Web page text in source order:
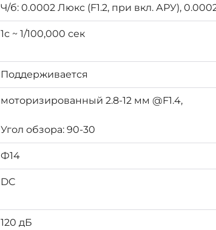
Ч/б: 0.0002 Люкс (F1.2, при вкл. АРУ),
1с ~ 1/100,000 сек
Поддерживается
моторизированный 2.8-12 мм @F1.4,
Угол обзора: 90-30
Ф14
DC
120 дБ